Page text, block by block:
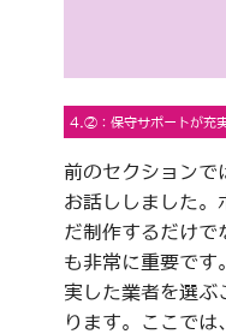
4.②：保守サポートが充
前のセクションで
お話ししました。
だ制作するだけで
も非常に重要です
実した業者を選ぶ
ります。ここで